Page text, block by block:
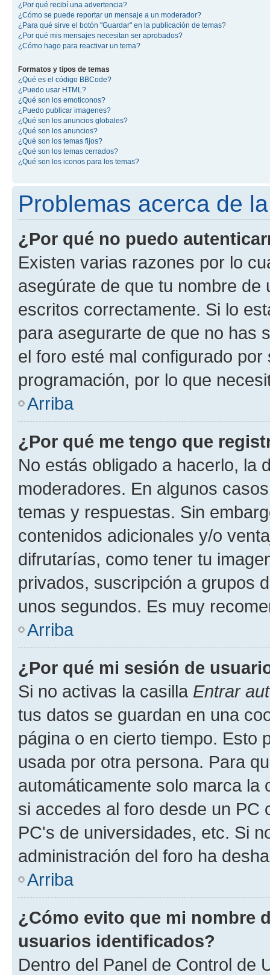
¿Por qué recibí una advertencia?
¿Cómo se puede reportar un mensaje a un moderador?
¿Para qué sirve el botón "Guardar" en la publicación de temas?
¿Por qué mis mensajes necesitan ser aprobados?
¿Cómo hago para reactivar un tema?
Formatos y tipos de temas
¿Qué es el código BBCode?
¿Puedo usar HTML?
¿Qué son los emoticonos?
¿Puedo publicar imagenes?
¿Qué son los anuncios globales?
¿Qué son los anuncios?
¿Qué son los temas fijos?
¿Qué son los temas cerrados?
¿Qué son los iconos para los temas?
Problemas acerca de
¿Por qué no puedo
Existen varias razones por lo
asegúrate de que tu nombre
escritos correctamente. Si lo
para asegurarte de que no has
el foro esté mal configurado
programación, por lo que
Arriba
¿Por qué me tengo que
No estás obligado a hacerlo, la
moderadores. En algunos
temas y respuestas. Sin
contenidos adicionales y/o
difrutarías, como tener tu
privados, suscripción a grupos
unos segundos. Es muy
Arriba
¿Por qué mi sesión de
Si no activas la casilla Entrar
tus datos se guardan en una
página o en cierto tiempo. Esto
usada por otra persona. Para
automáticamente solo marca la
si accedes al foro desde un PC
PC's de universidades, etc. Si
administración del foro ha
Arriba
¿Cómo evito que mi nombre
usuarios identificados?
Dentro del Panel de Control de